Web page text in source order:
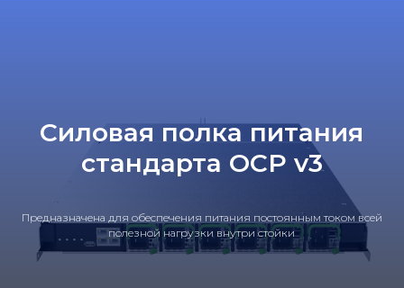
Силовая полка питания
стандарта ОСР v3
Предназначена для обеспечения питания постоянным током всей
полезной нагрузки внутри стойки